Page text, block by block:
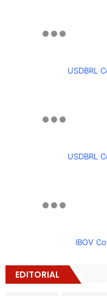
USDBRL
USDBRL
IBOV
EDITORIAL